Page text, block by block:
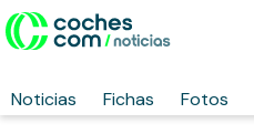
Noticias Fichas Fotos